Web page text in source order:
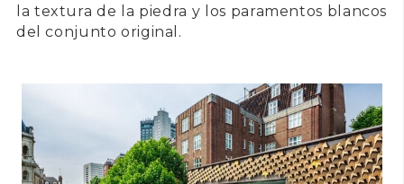
la textura de la piedra y los paramentos blancos
del conjunto original.